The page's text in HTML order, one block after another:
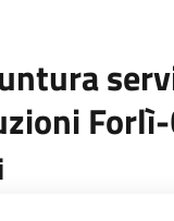
Forlì-